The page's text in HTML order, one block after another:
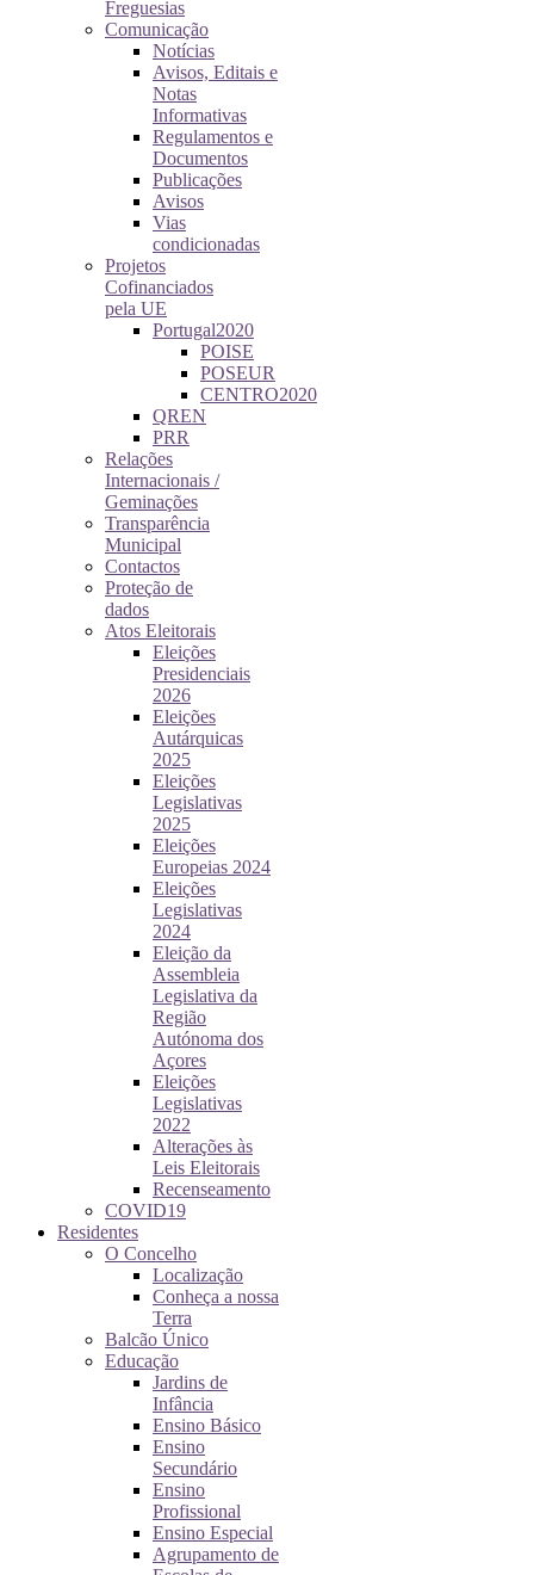
Freguesias
Comunicação
Notícias
Avisos, Editais e
Notas
Informativas
Regulamentos e
Documentos
Publicações
Avisos
Vias
condicionadas
Projetos
Cofinanciados
pela UE
Portugal2020
POISE
POSEUR
CENTRO2020
QREN
PRR
Relações
Internacionais /
Geminações
Transparência
Municipal
Contactos
Proteção de
dados
Atos Eleitorais
Eleições
Presidenciais
2026
Eleições
Autárquicas
2025
Eleições
Legislativas
2025
Eleições
Europeias 2024
Eleições
Legislativas
2024
Eleição da
Assembleia
Legislativa da
Região
Autónoma dos
Açores
Eleições
Legislativas
2022
Alterações às
Leis Eleitorais
Recenseamento
COVID19
Residentes
O Concelho
Localização
Conheça a nossa
Terra
Balcão Único
Educação
Jardins de
Infância
Ensino Básico
Ensino
Secundário
Ensino
Profissional
Ensino Especial
Agrupamento de